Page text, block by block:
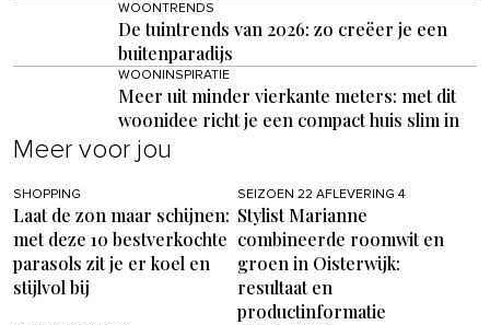
WOONTRENDS
De tuintrends van 2026: zo creëer je een
buitenparadijs
WOONINSPIRATIE
Meer uit minder vierkante meters: met dit
woonidee richt je een compact huis slim in
Meer voor jou
SHOPPING
Laat de zon maar schijnen:
met deze 10 bestverkochte
parasols zit je er koel en
stijlvol bij
SEIZOEN 22 AFLEVERING 4
Stylist Marianne
combineerde roomwit en
groen in Oisterwijk:
resultaat en
productinformatie